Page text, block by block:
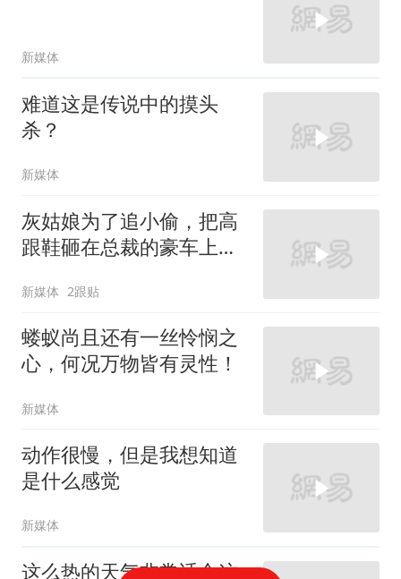
新媒体
难道这是传说中的摸头
杀？
新媒体
灰姑娘为了追小偷，把高
跟鞋砸在总裁的豪车上，
新媒体 2跟贴
蝼蚁尚且还有一丝怜悯之
心，何况万物皆有灵性！
新媒体
动作很慢，但是我想知道
是什么感觉
新媒体
这么热的天气非常适合这